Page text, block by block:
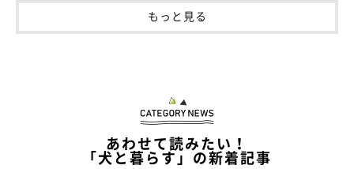
もっと見る
あわせて読みたい！
「犬と暮らす」の新着記事